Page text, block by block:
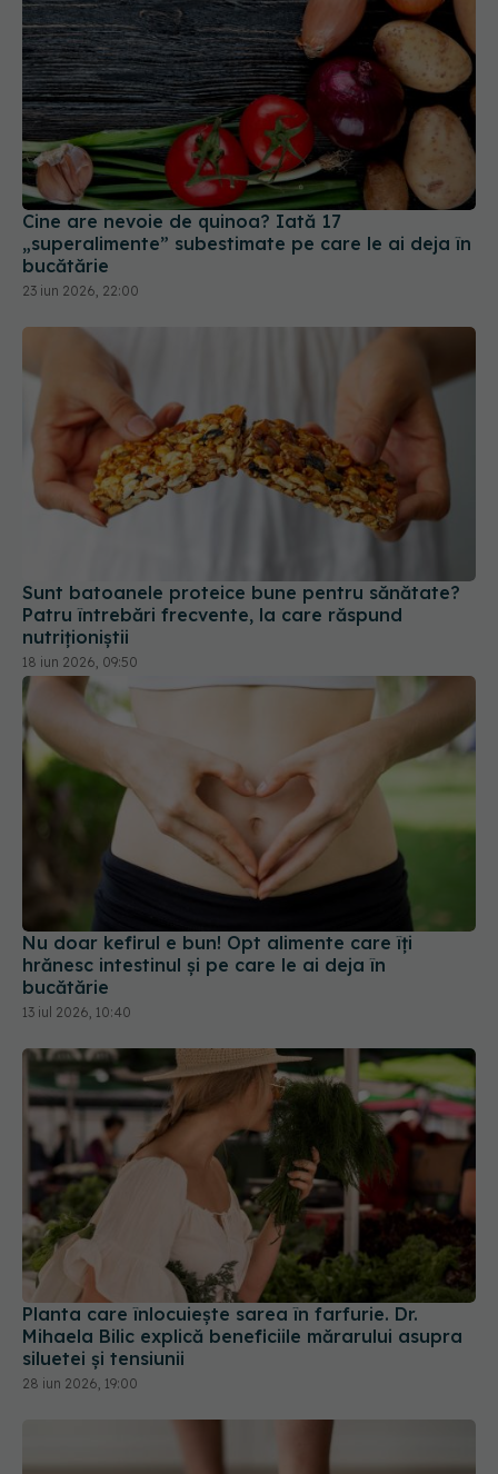
Cine are nevoie de quinoa? Iată 17
„superalimente” subestimate pe care le ai deja în
bucătărie
23 iun 2026, 22:00
Sunt batoanele proteice bune pentru sănătate?
Patru întrebări frecvente, la care răspund
nutriționiștii
Nu doar kefirul e bun! Opt alimente care îți
hrănesc intestinul și pe care le ai deja în
Planta care înlocuiește sarea în farfurie. Dr.
Mihaela Bilic explică beneficiile mărarului asupra
siluetei și tensiunii
28 iun 2026, 19:00